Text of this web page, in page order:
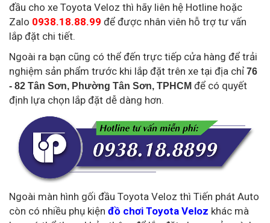
đầu cho xe Toyota Veloz thì hãy liên hệ Hotline hoặc
Zalo 0938.18.88.99 để được nhân viên hỗ trợ tư vấn
lắp đặt chi tiết.
Ngoài ra bạn cũng có thể đến trực tiếp cửa hàng để trải
nghiệm sản phẩm trước khi lắp đặt trên xe tại địa chỉ 76
- 82 Tân Sơn, Phường Tân Sơn, TPHCM để có quyết
định lựa chọn lắp đặt dễ dàng hơn.
Ngoài màn hình gối đầu Toyota Veloz thì Tiến phát Auto
còn có nhiều phụ kiện đồ chơi Toyota Veloz khác mà